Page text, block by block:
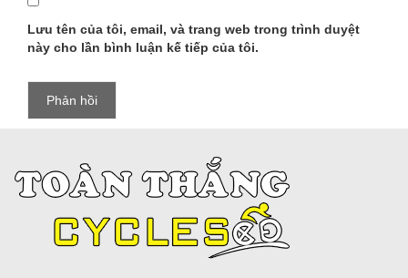
Lưu tên của tôi, email, và trang web trong trình duyệt
này cho lần bình luận kế tiếp của tôi.